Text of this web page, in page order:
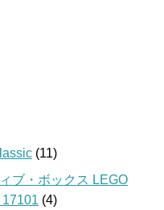
(11)
ブ・ボックス LEGO
(4)